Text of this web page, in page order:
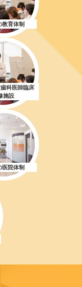
教育体制
科医師臨床
施設
医院体制